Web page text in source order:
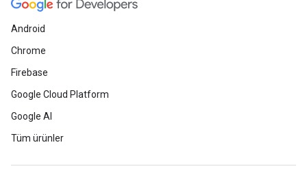
Android
Chrome
Firebase
Google Cloud Platform
Google AI
Tüm ürünler